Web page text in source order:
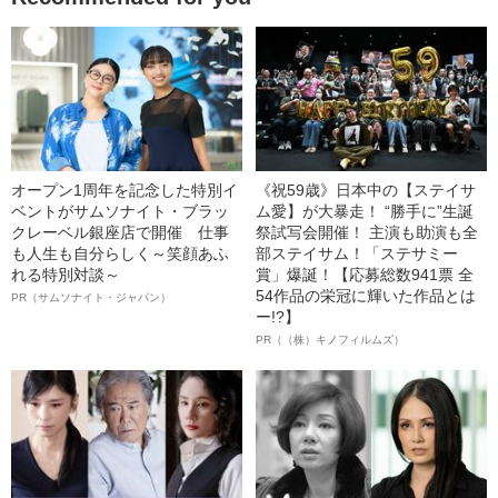
オープン1周年を記念した特別イ
ベントがサムソナイト・ブラッ
クレーベル銀座店で開催 仕事
も人生も自分らしく～笑顔あふ
れる特別対談～
PR（サムソナイト・ジャパン）
《祝59歳》日本中の【ステイサ
ム愛】が大暴走！ “勝手に”生誕
祭試写会開催！ 主演も助演も全
部ステイサム！「ステサミー
賞」爆誕！【応募総数941票 全
54作品の栄冠に輝いた作品とは
ー!?】
PR（（株）キノフィルムズ）